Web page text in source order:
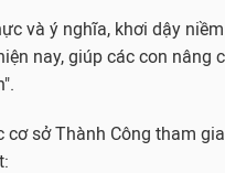
và ý nghĩa, khơi dậy
nay, giúp các con nâng
sở Thành Công tham